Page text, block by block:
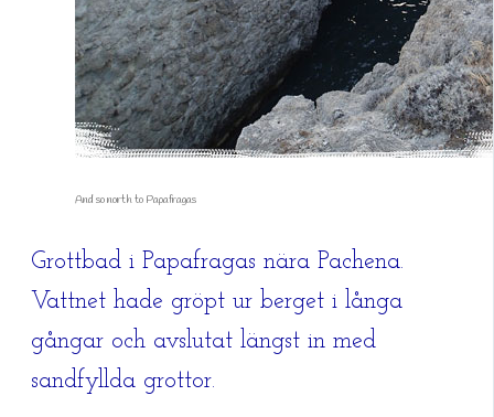
And so north to Papafragas
Grottbad i Papafragas nära Pachena.
Vattnet hade gröpt ur berget i långa
gångar och avslutat längst in med
sandfyllda grottor.